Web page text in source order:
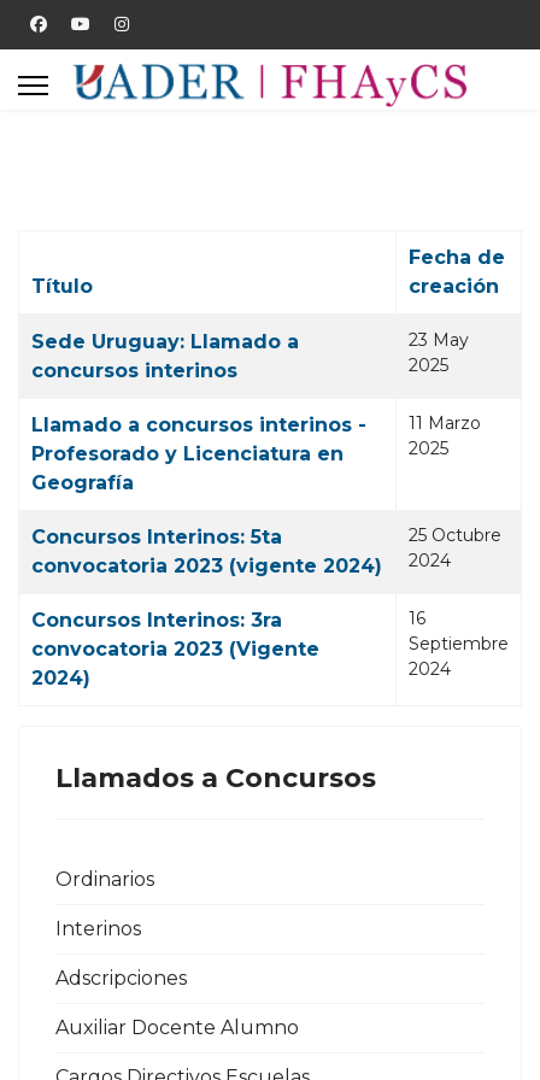
Título
Fecha de
creación
Sede Uruguay: Llamado a
concursos interinos
23 May
2025
Llamado a concursos interinos -
Profesorado y Licenciatura en
Geografía
11 Marzo
2025
Concursos Interinos: 5ta
convocatoria 2023 (vigente 2024)
25 Octubre
2024
Concursos Interinos: 3ra
convocatoria 2023 (Vigente
2024)
16
Septiembre
2024
Llamados a Concursos
Ordinarios
Interinos
Adscripciones
Auxiliar Docente Alumno